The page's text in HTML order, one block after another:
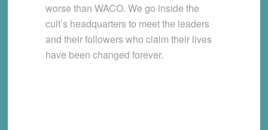
worse than WACO. We go inside the
cult’s headquarters to meet the leaders
and their followers who claim their lives
have been changed forever.